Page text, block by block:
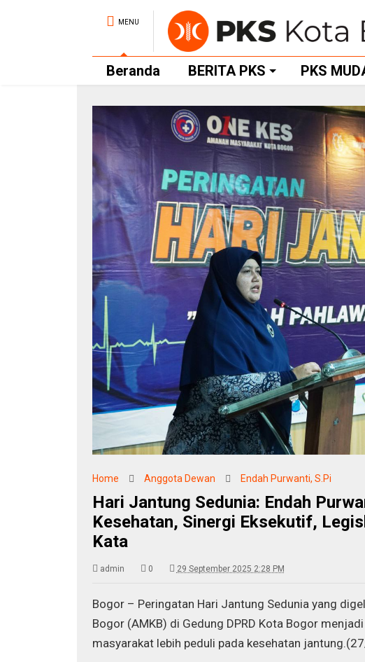
MENU
Beranda BERITA PKS PKS
Home Anggota Dewan Endah Purwanti, S.Pi
Hari Jantung Sedunia: Endah
Kesehatan, Sinergi Eksekutif,
Kata
admin 0 29 September 2025 2:28 PM
Bogor – Peringatan Hari Jantung Sedunia yang
Bogor (AMKB) di Gedung DPRD Kota Bogor
masyarakat lebih peduli pada kesehatan